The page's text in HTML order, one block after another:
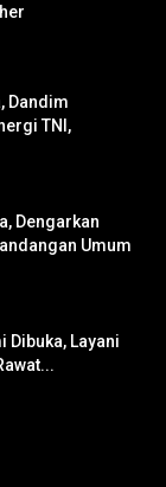
Dandim
TNI,
Dengarkan
Umum
Dibuka, Layani